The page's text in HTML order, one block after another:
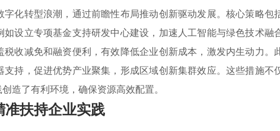
化转型浪潮，通过前瞻性布局推动创新驱动发展。核心策略包
设立专项基金支持研发中心建设，加速人工智能与绿色技术融
税收减免和融资便利，有效降低企业创新成本，激发内生动力。
持，促进优势产业聚集，形成区域创新集群效应。这些措施不
造了有利环境，确保资源高效配置。
准扶持企业实践